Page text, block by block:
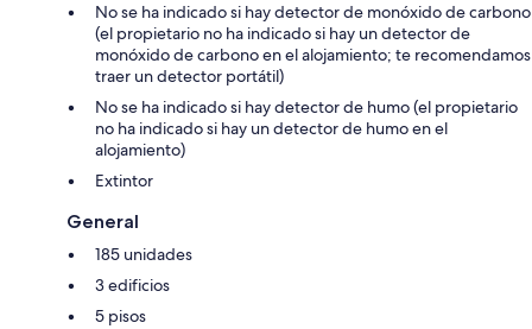
No se ha indicado si hay detector de monóxido de carbono
(el propietario no ha indicado si hay un detector de
monóxido de carbono en el alojamiento; te recomendamos
traer un detector portátil)
No se ha indicado si hay detector de humo (el propietario
no ha indicado si hay un detector de humo en el
alojamiento)
Extintor
General
185 unidades
3 edificios
5 pisos